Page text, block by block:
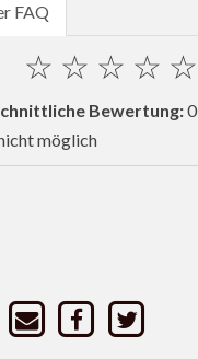
FAQ
☆
☆
☆
☆
☆
Bewertung:0
möglich